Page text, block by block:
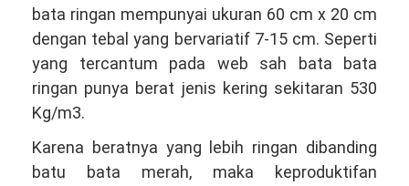
bata ringan mempunyai ukuran 60 cm x 20 cm
dengan tebal yang bervariatif 7-15 cm. Seperti
yang tercantum pada web sah bata bata
ringan punya berat jenis kering sekitaran 530
Kg/m3.
Karena beratnya yang lebih ringan dibanding
batu bata merah, maka keproduktifan